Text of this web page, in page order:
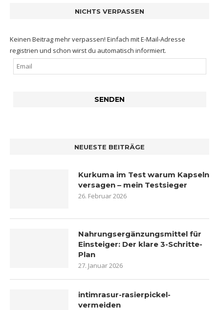
NICHTS VERPASSEN
Keinen Beitrag mehr verpassen! Einfach mit E-Mail-Adresse
registrien und schon wirst du automatisch informiert.
NEUESTE BEITRÄGE
Kurkuma im Test warum Kapseln
versagen – mein Testsieger
26. Februar 2026
Nahrungsergänzungsmittel für
Einsteiger: Der klare 3-Schritte-
Plan
27. Januar 2026
intimrasur-rasierpickel-
vermeiden